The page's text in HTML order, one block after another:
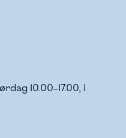
10.00–17.00, i